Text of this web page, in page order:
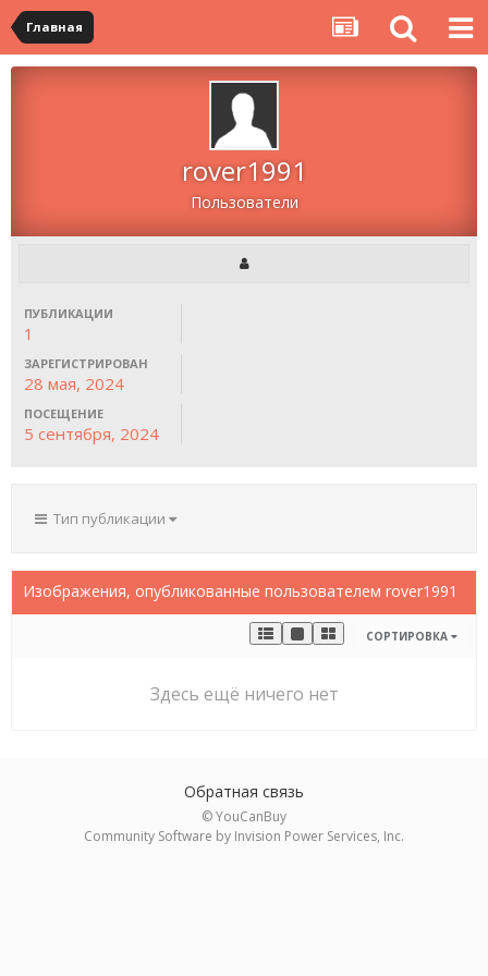
Главная
rover1991
Пользователи
ПУБЛИКАЦИИ
1
ЗАРЕГИСТРИРОВАН
28 мая, 2024
ПОСЕЩЕНИЕ
5 сентября, 2024
Тип публикации
Изображения, опубликованные пользователем rover1991
СОРТИРОВКА
Здесь ещё ничего нет
Обратная связь
© YouCanBuy
Community Software by Invision Power Services, Inc.